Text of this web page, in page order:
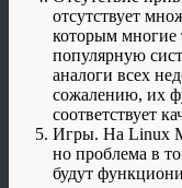
отсутствует
которым многие
популярную
аналоги всех
сожалению, их
соответствует
Игры. На Linux
но проблема в
будут